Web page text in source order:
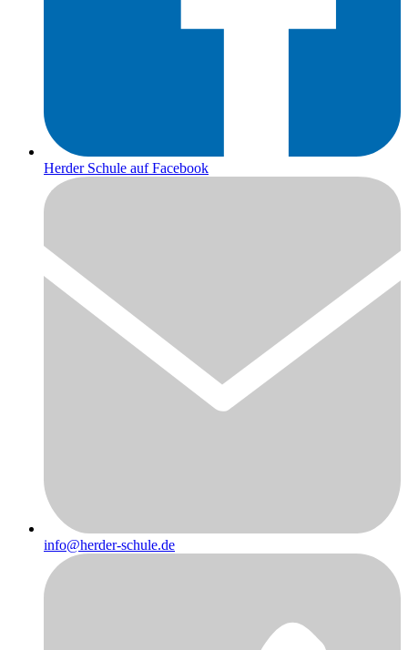
Herder Schule auf Facebook
info@herder-schule.de